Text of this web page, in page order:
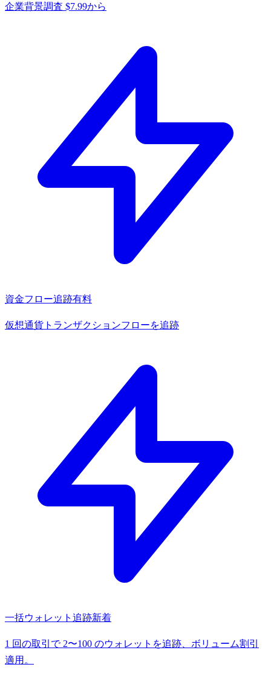
企業背景調査 $7.99から
資金フロー追跡有料
仮想通貨トランザクションフローを追跡
一括ウォレット追跡新着
1 回の取引で 2〜100 のウォレットを追跡、ボリューム割引
適用。